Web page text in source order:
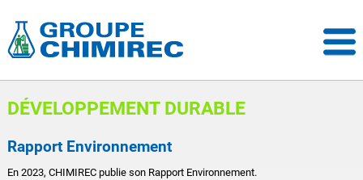
DÉVELOPPEMENT DURABLE
Rapport Environnement
En 2023, CHIMIREC publie son Rapport Environnement.